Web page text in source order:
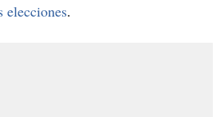
elecciones.